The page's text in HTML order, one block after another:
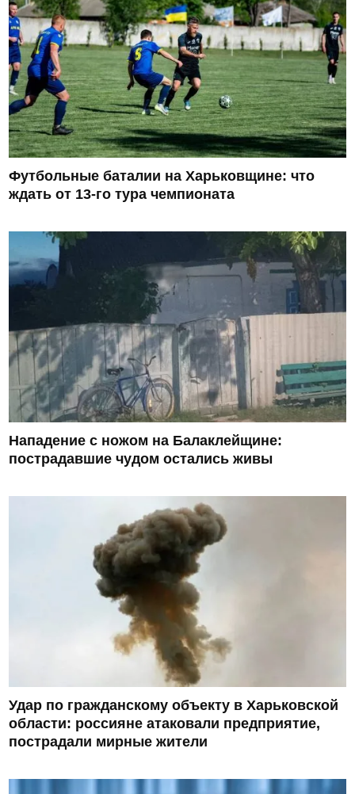
Футбольные баталии на Харьковщине: что
ждать от 13-го тура чемпионата
Нападение с ножом на Балаклейщине:
пострадавшие чудом остались живы
Удар по гражданскому объекту в Харьковской
области: россияне атаковали предприятие,
пострадали мирные жители